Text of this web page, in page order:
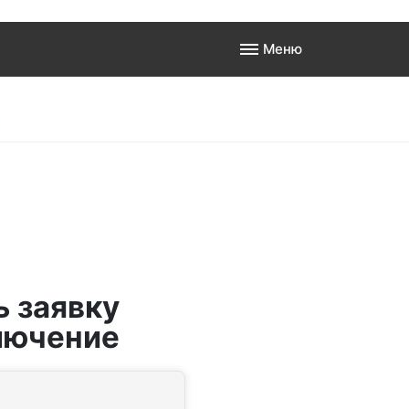
Меню
заявку